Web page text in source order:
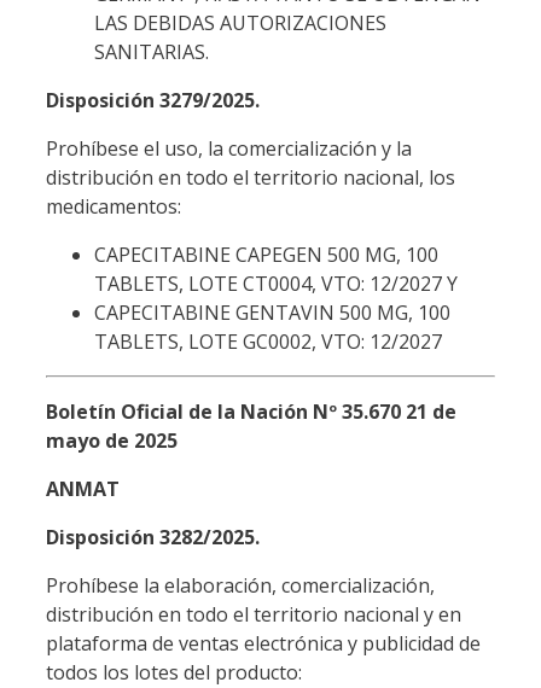
LAS DEBIDAS AUTORIZACIONES
SANITARIAS.
Disposición 3279/2025.
Prohíbese el uso, la comercialización y la
distribución en todo el territorio nacional, los
medicamentos:
CAPECITABINE CAPEGEN 500 MG, 100
TABLETS, LOTE CT0004, VTO: 12/2027 Y
CAPECITABINE GENTAVIN 500 MG, 100
TABLETS, LOTE GC0002, VTO: 12/2027
Boletín Oficial de la Nación Nº 35.670 21 de
mayo de 2025
ANMAT
Disposición 3282/2025.
Prohíbese la elaboración, comercialización,
distribución en todo el territorio nacional y en
plataforma de ventas electrónica y publicidad de
todos los lotes del producto: